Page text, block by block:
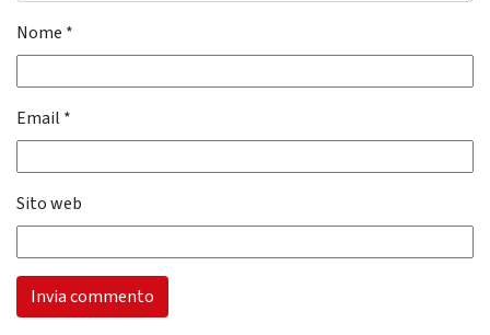
Nome *
Email *
Sito web